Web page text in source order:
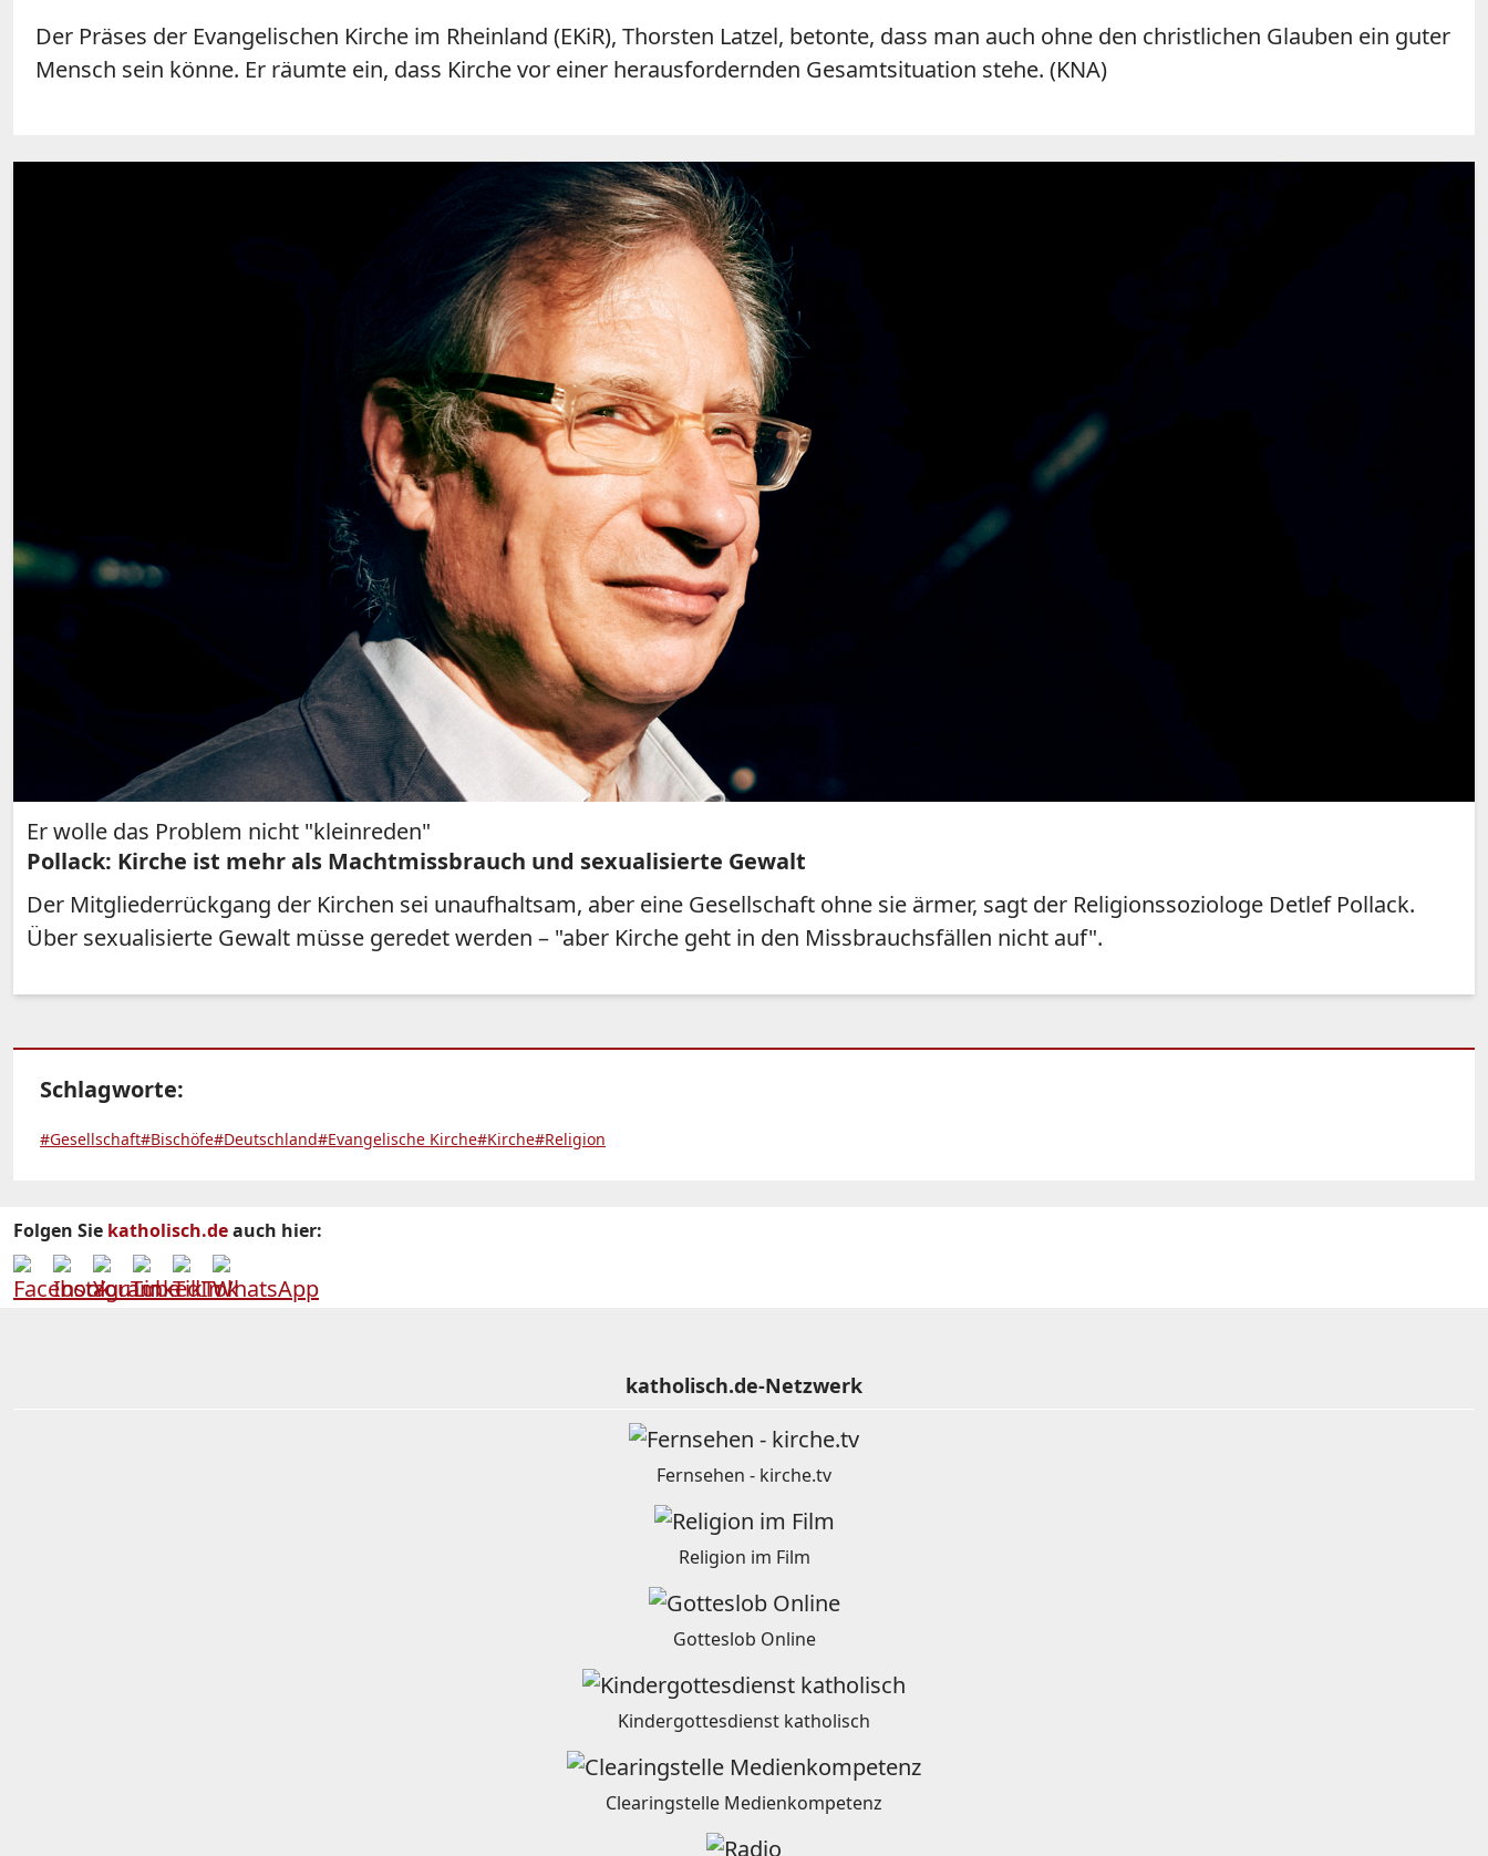
Der Präses der Evangelischen Kirche im Rheinland (EKiR), Thorsten Latzel, betonte, dass man auch ohne den christlichen Glauben ein guter
Mensch sein könne. Er räumte ein, dass Kirche vor einer herausfordernden Gesamtsituation stehe. (KNA)
Er wolle das Problem nicht "kleinreden"
Pollack: Kirche ist mehr als Machtmissbrauch und sexualisierte Gewalt
Der Mitgliederrückgang der Kirchen sei unaufhaltsam, aber eine Gesellschaft ohne sie ärmer, sagt der Religionssoziologe Detlef Pollack.
Über sexualisierte Gewalt müsse geredet werden – "aber Kirche geht in den Missbrauchsfällen nicht auf".
Schlagworte:
#Gesellschaft#Bischöfe#Deutschland#Evangelische Kirche#Kirche#Religion
Folgen Sie katholisch.deauch hier:
katholisch.de-Netzwerk
Fernsehen - kirche.tv
Religion im Film
Gotteslob Online
Kindergottesdienst katholisch
Clearingstelle Medienkompetenz